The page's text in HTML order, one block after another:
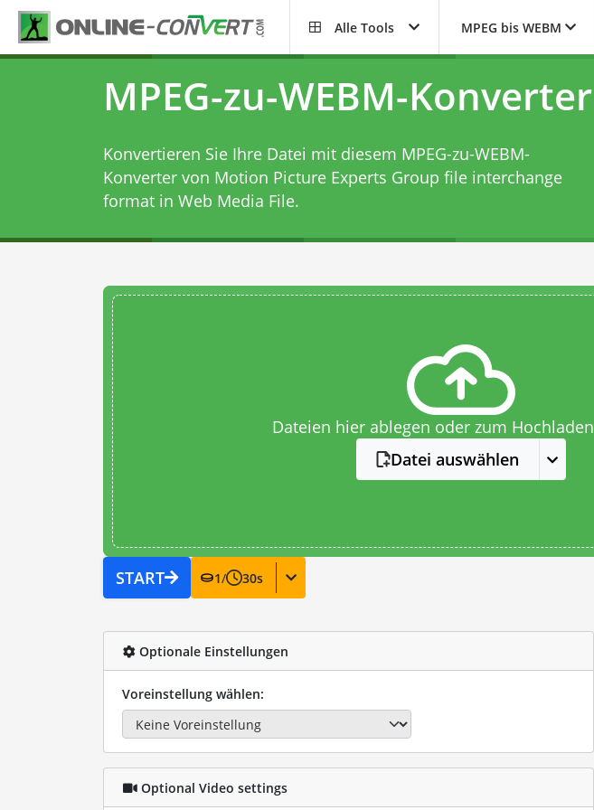
Alle Tools MPEG bis WEBM
MPEG-zu-WEBM-Konverter
Konvertieren Sie Ihre Datei mit diesem MPEG-zu-WEBM-
Konvertervon Motion Picture Experts Group file interchange
format in Web Media File.
Dateien hier ablegen oder zum
Datei auswählen
START 1/ 30s
Optionale Einstellungen
Voreinstellung wählen:
Optional Video settings